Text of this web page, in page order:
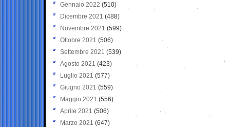
Gennaio 2022 (510)
Dicembre 2021 (488)
Novembre 2021 (599)
Ottobre 2021 (506)
Settembre 2021 (539)
Agosto 2021 (423)
Luglio 2021 (577)
Giugno 2021(559)
Maggio 2021 (556)
Aprile 2021 (506)
Marzo 2021 (647)